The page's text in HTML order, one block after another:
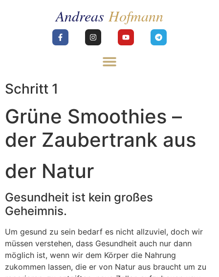
Schritt 1
Grüne Smoothies –
der Zaubertrank aus
der Natur
Gesundheit ist kein großes
Geheimnis.
Um gesund zu sein bedarf es nicht allzuviel, doch wir
müssen verstehen, dass Gesundheit auch nur dann
möglich ist, wenn wir dem Körper die Nahrung
zukommen lassen, die er von Natur aus braucht um zu